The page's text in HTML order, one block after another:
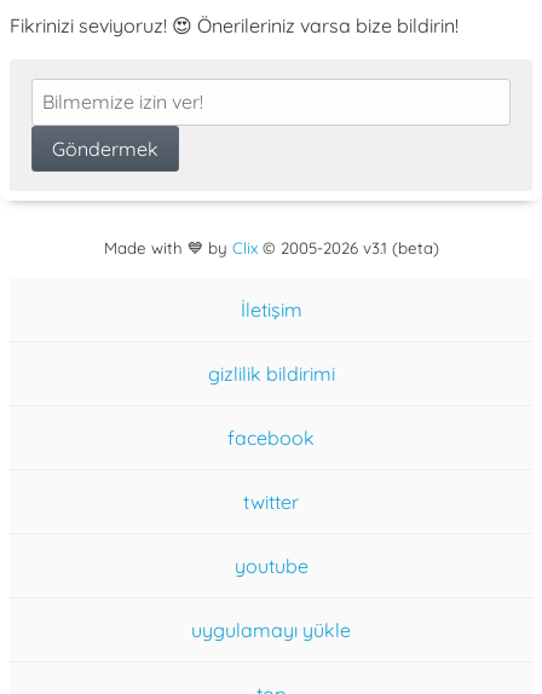
Fikrinizi seviyoruz! 😍 Önerileriniz varsa bize bildirin!
Made with 💙 by Clix© 2005-2026 v3.1 (beta)
İletişim
gizlilik bildirimi
facebook
twitter
youtube
uygulamayı yükle